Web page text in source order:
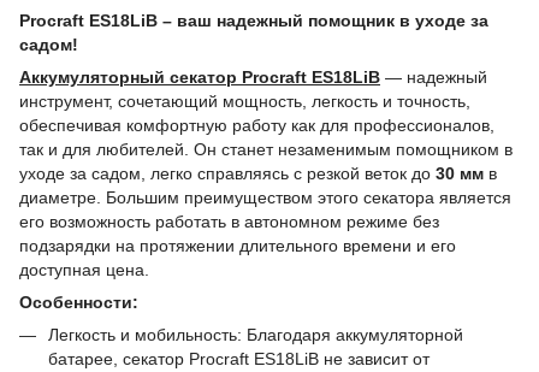
Procraft ES18LiB – ваш надежный помощник в уходе за
садом!
Аккумуляторный секатор Procraft ES18LiB ― надежный
инструмент, сочетающий мощность, легкость и точность,
обеспечивая комфортную работу как для профессионалов,
так и для любителей. Он станет незаменимым помощником в
уходе за садом, легко справляясь с резкой веток до 30 мм в
диаметре. Большим преимуществом этого секатора является
его возможность работать в автономном режиме без
подзарядки на протяжении длительного времени и его
доступная цена.
Особенности:
Легкость и мобильность: Благодаря аккумуляторной
батарее, секатор Procraft ES18LiB не зависит от